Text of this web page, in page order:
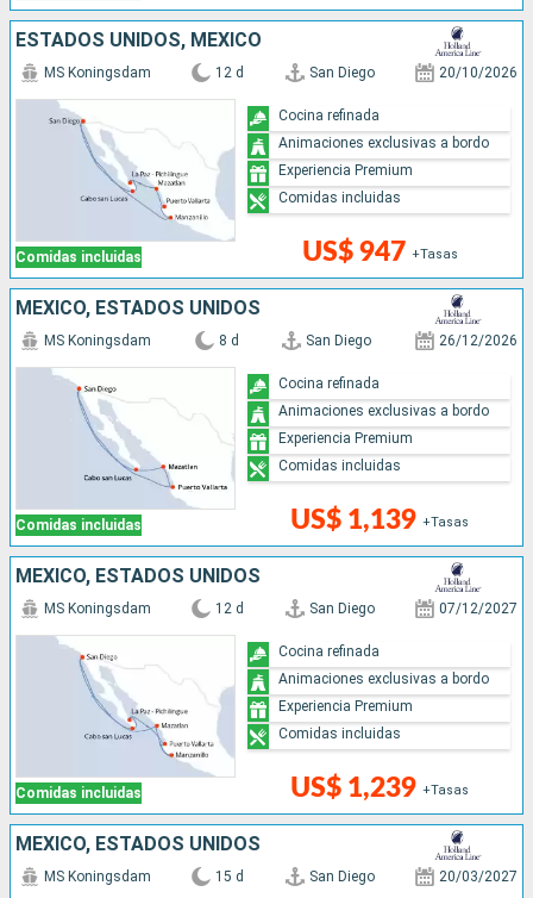
ESTADOS UNIDOS, MÉXICO
Comidas incluidas
MS Koningsdam 12 d San Diego 20/10/2026
US$ 947 +Tasas
Cocina refinada
Animaciones exclusivas a bordo
Experiencia Premium
Comidas incluidas
MÉXICO, ESTADOS UNIDOS
Comidas incluidas
MS Koningsdam 8 d San Diego 26/12/2026
US$ 1,139 +Tasas
Cocina refinada
Animaciones exclusivas a bordo
Experiencia Premium
Comidas incluidas
MÉXICO, ESTADOS UNIDOS
Comidas incluidas
MS Koningsdam 12 d San Diego 07/12/2027
US$ 1,239 +Tasas
Cocina refinada
Animaciones exclusivas a bordo
Experiencia Premium
Comidas incluidas
MÉXICO, ESTADOS UNIDOS
MS Koningsdam 15 d San Diego 20/03/2027